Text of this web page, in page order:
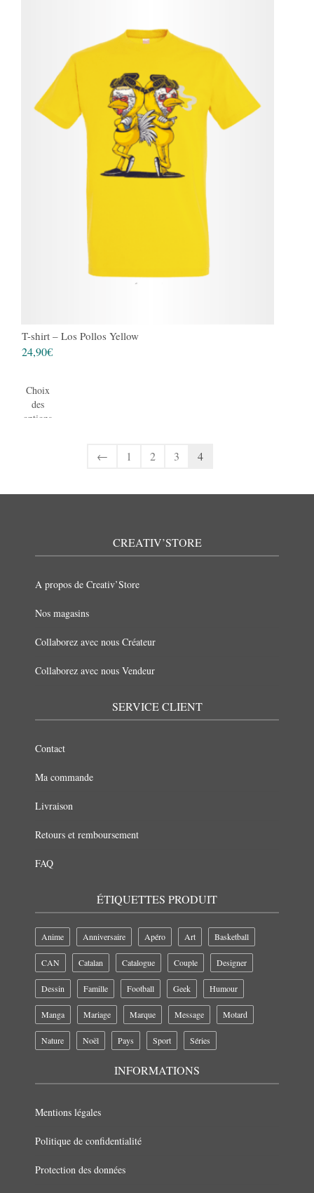
T-shirt – Los Pollos Yellow
24,90€
Choix
des
options
← 1 2 3 4
CREATIV’STORE
A propos de Creativ’Store
Nos magasins
Collaborez avec nous Créateur
Collaborez avec nous Vendeur
SERVICE CLIENT
Contact
Ma commande
Livraison
Retours et remboursement
FAQ
ÉTIQUETTES PRODUIT
Anime Anniversaire Apéro Art Basketball
CAN Catalan Catalogue Couple Designer
Dessin Famille Football Geek Humour
Manga Mariage Marque Message Motard
Nature Noël Pays Sport Séries
INFORMATIONS
Mentions légales
Politique de confidentialité
Protection des données